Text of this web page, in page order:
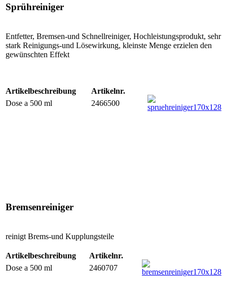
Sprühreiniger
Entfetter, Bremsen-und Schnellreiniger, Hochleistungsprodukt, sehr
stark Reinigungs-und Lösewirkung, kleinste Menge erzielen den
gewünschten Effekt
Artikelbeschreibung
Artikelnr.
Dose a 500 ml
2466500
Bremsenreiniger
reinigt Brems-und Kupplungsteile
Artikelbeschreibung
Artikelnr.
Dose a 500 ml
2460707